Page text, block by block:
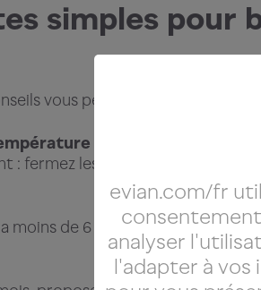
simples pour
vous permettront de vous
ambiante , en
: fermez les volets pendant la
moins de 6 mois, proposez-lui
evian.com/fr
analyser
l'adapter à vos